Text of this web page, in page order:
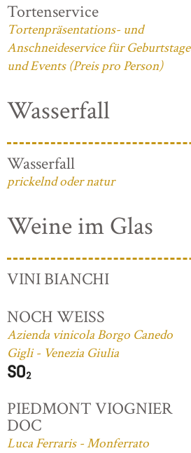
Tortenservice
Tortenpräsentations- und
Anschneideservice für Geburtstage
und Events (Preis pro Person)
Wasserfall
Wasserfall
prickelnd oder natur
Weine im Glas
VINI BIANCHI
NOCH WEISS
Azienda vinicola Borgo Canedo
Gigli - Venezia Giulia
PIEDMONT VIOGNIER
DOC
Luca Ferraris - Monferrato